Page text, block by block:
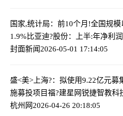
国家,统计局：前10个月!全国规
1.9% 比亚迪?股份：上半:年净利
封面新闻2026-05-01 17:14:05
盛<美>上海?：拟使用9.22亿元
施募投项目福?建星网锐捷智教科
杭州网2026-04-26 20:18:05